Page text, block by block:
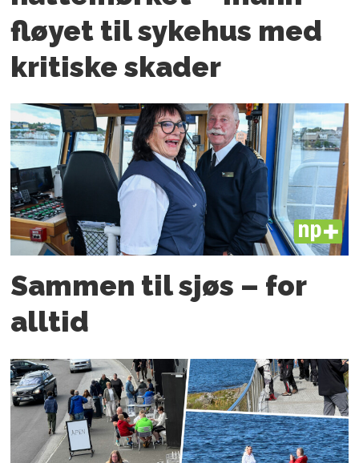
fløyet til sykehus med
kritiske skader
PLUS
Sammen til sjøs – for
alltid